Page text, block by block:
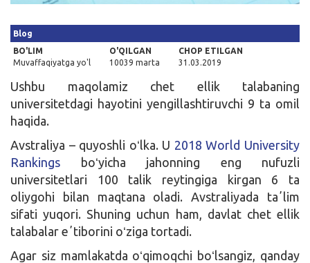
Blog
BO'LIM
Muvaffaqiyatga yo'l
O'QILGAN
10039 marta
CHOP ETILGAN
31.03.2019
Ushbu maqolamiz chet ellik talabaning
universitetdagi hayotini yengillashtiruvchi 9 ta omil
haqida.
Avstraliya – quyoshli oʻlka. U 2018 World University
Rankings boʻyicha jahonning eng nufuzli
universitetlari 100 talik reytingiga kirgan 6 ta
oliygohi bilan maqtana oladi. Avstraliyada taʼlim
sifati yuqori. Shuning uchun ham, davlat chet ellik
talabalar eʼtiborini oʻziga tortadi.
Agar siz mamlakatda oʻqimoqchi boʻlsangiz, qanday